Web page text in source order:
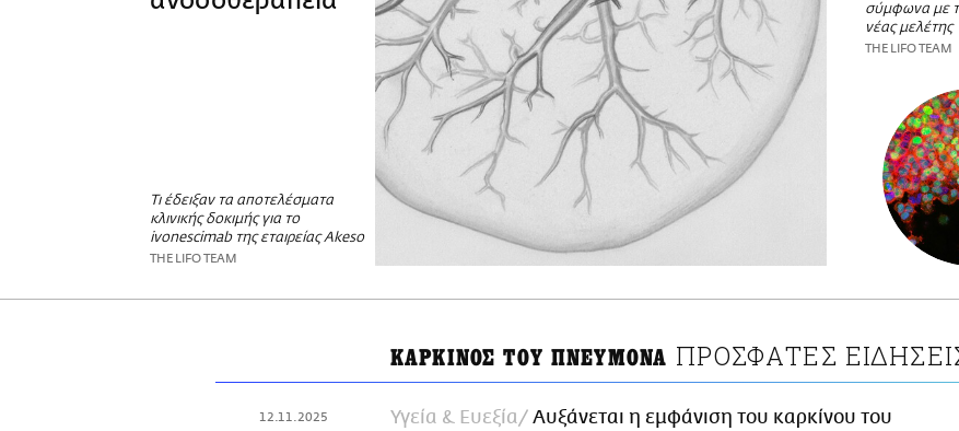
Τι έδειξαν τα αποτελέσματα
κλινικής δοκιμής για το
ivonescimab της εταιρείας Akeso
THE LIFO TEAM
σύμφωνα με
νέας μελέτης
THE LIFO TEAM
ΚΑΡΚΙΝΟΣ ΤΟΥ ΠΝΕΥΜΟΝΑ ΠΡΟΣΦΑΤΕΣ
12.11.2025 Υγεία & Ευεξία
Αυξάνεται η εμφάνιση του καρκίνου του